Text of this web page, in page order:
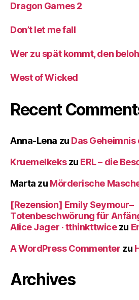
Dragon Games 2
Don’t let me fall
Wer zu spät kommt, den
West of Wicked
Recent
Anna-Lena zu Das
Kruemelkekszu ERL – die
Marta zu Mörderische
[Rezension] Emily Seymour–
Totenbeschwörung für
Alice Jager · tthinkttwicezu
A WordPress Commenter zu
Archives